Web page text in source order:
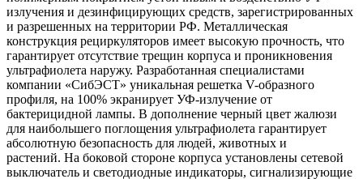
излучения и дезинфицирующих средств, зарегистрированных
и разрешенных на территории РФ. Металлическая
конструкция рециркуляторов имеет высокую прочность, что
гарантирует отсутствие трещин корпуса и проникновения
ультрафиолета наружу. Разработанная специалистами
компании «СибЭСТ» уникальная решетка V-образного
профиля, на 100% экранирует УФ-излучение от
бактерицидной лампы. В дополнение черный цвет жалюзи
для наибольшего поглощения ультрафиолета гарантирует
абсолютную безопасность для людей, животных и
растений. На боковой стороне корпуса установлены сетевой
выключатель и светодиодные индикаторы, сигнализирующие